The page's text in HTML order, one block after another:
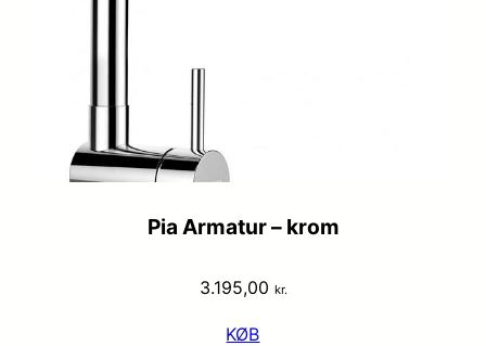
Pia Armatur – krom
3.195,00 kr.
KØB